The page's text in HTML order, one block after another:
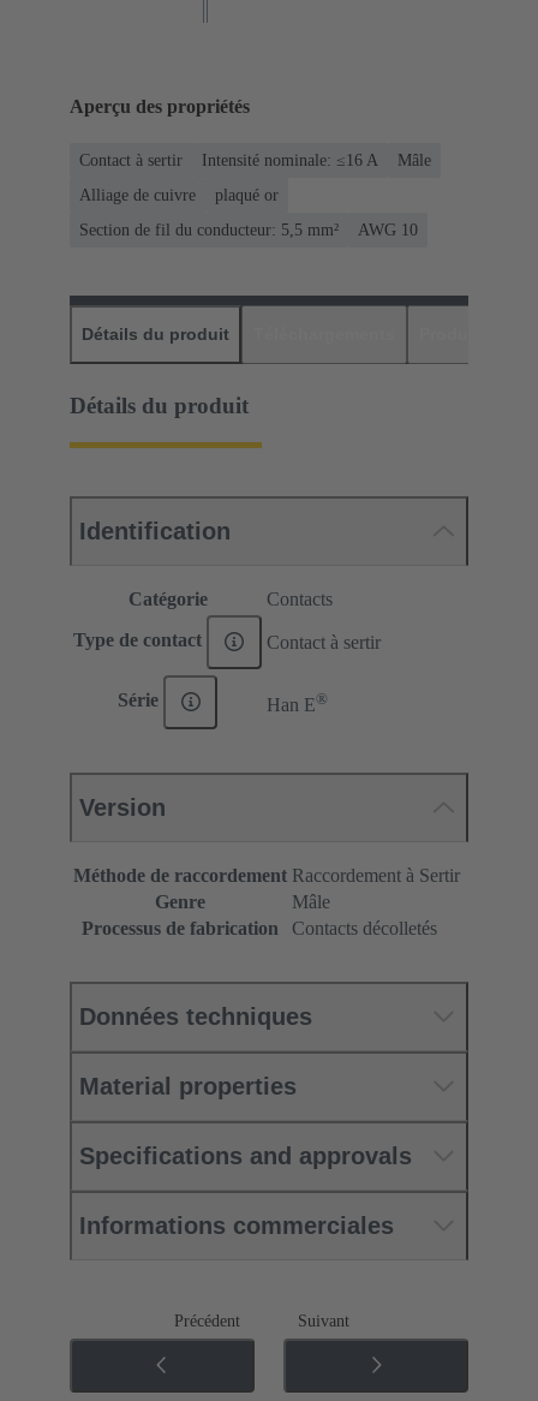
Aperçu des propriétés
Contact à sertir Intensité nominale: ≤16 A
Mâle
Alliage de cuivre
plaqué or
Section de fil du conducteur: 5,5 mm²
AWG 10
Détails du produit
Détails du produit
Identification
Catégorie Contacts
Type de contact Contact à sertir
Série Han E®
Version
Méthode de raccordement Raccordement à Sertir
Genre
Mâle
Processus de fabrication
Contacts décolletés
Données techniques
Material properties
Specifications and approvals
Informations commerciales
Précédent Suivant